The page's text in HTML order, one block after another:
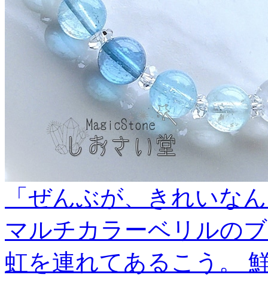
「ぜんぶが、きれいな
マルチカラーベリルの
虹を連れてあるこう。